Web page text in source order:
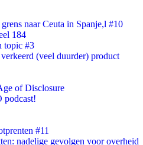
naar Ceuta in Spanje,l #10
184
topic #3
(veel duurder) product
of Disclosure
podcast!
#11
nadelige gevolgen voor overheid